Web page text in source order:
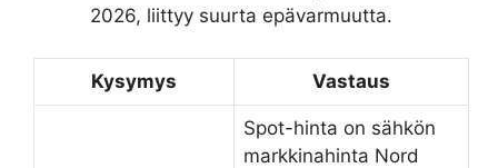
2026, liittyy suurta epävarmuutta.
Kysymys Vastaus
Spot-hinta on sähkön
markkinahinta Nord